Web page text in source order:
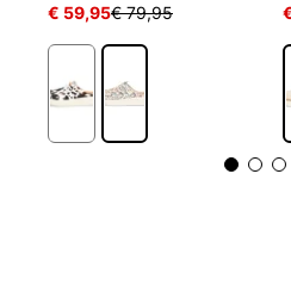
€ 59,95€ 79,95